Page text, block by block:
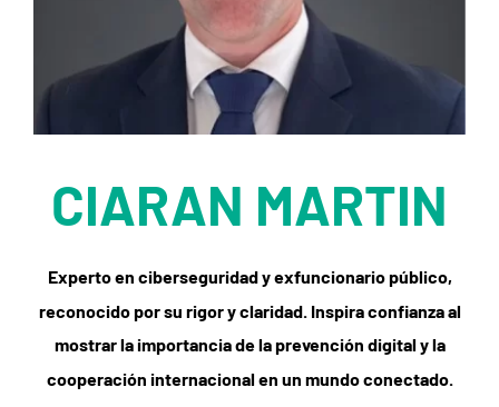
CIARAN MARTIN
Experto en ciberseguridad y exfuncionario público,
reconocido por su rigor y claridad. Inspira confianza al
mostrar la importancia de la prevención digital y la
cooperación internacional en un mundo conectado.